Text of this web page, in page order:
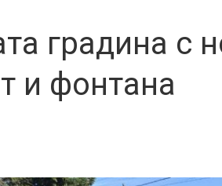
градина с
и фонтана